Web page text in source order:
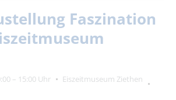
Faszination
– 15:00 Uhr
Eiszeitmuseum Ziethen